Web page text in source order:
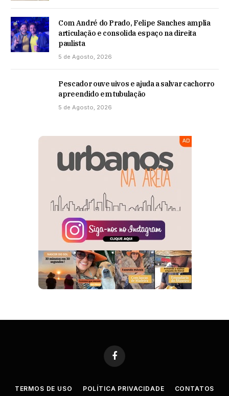
Com André do Prado, Felipe Sanches amplia
articulação e consolida espaço na direita
paulista
5 de Agosto, 2026
Pescador ouve uivos e ajuda a salvar cachorro
apreendido em tubulação
5 de Agosto, 2026
Facebook
TERMOS DE USO POLÍTICA PRIVACIDADE CONTATOS